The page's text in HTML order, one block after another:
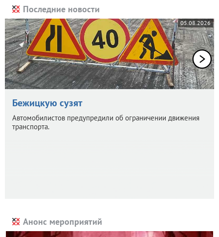
Последние новости
05.08.2026
Бежицкую сузят
Автомобилистов предупредили об ограничении движения
транспорта.
Анонс мероприятий